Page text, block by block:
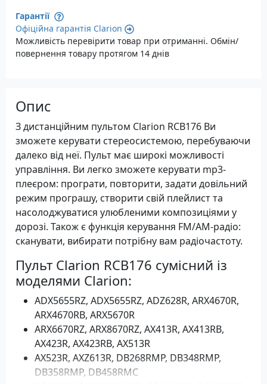
Гарантії
Офіційна гарантія Clarion
Можливість перевірити товар при отриманні. Обмін/
повернення товару протягом 14 днів
Опис
З дистанційним пультом Clarion RCB176 Ви
зможете керувати стереосистемою, перебуваючи
далеко від неї. Пульт має широкі можливості
управління. Ви легко зможете керувати mp3-
плеєром: програти, повторити, задати довільний
режим програшу, створити свій плейлист та
насолоджуватися улюбленими композиціями у
дорозі. Також є функція керування FM/AM-радіо:
сканувати, вибирати потрібну вам радіочастоту.
Пульт Clarion RCB176 сумісний із
моделями Clarion:
ADX5655RZ, ADX5655RZ, ADZ628R, ARX4670R,
ARX4670RB, ARX5670R
ARX6670RZ, ARX8670RZ, AX413R, AX413RB,
AX423R, AX423RB, AX513R
AX523R, AXZ613R, DB268RMP, DB348RMP,
DB358RMP, DB458RMC